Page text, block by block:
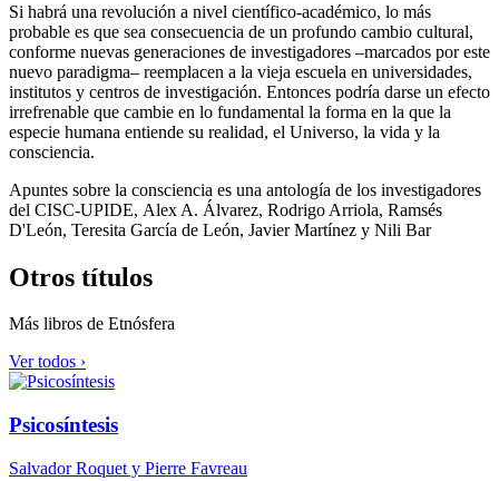
Si habrá una revolución a nivel científico-académico, lo más
probable es que sea consecuencia de un profundo cambio cultural,
conforme nuevas generaciones de investigadores –marcados por este
nuevo paradigma– reemplacen a la vieja escuela en universidades,
institutos y centros de investigación. Entonces podría darse un efecto
irrefrenable que cambie en lo fundamental la forma en la que la
especie humana entiende su realidad, el Universo, la vida y la
consciencia.
Apuntes sobre la consciencia es una antología de los investigadores
del CISC-UPIDE, Alex A. Álvarez, Rodrigo Arriola, Ramsés
D'León, Teresita García de León, Javier Martínez y Nili Bar
Otros títulos
Más libros de Etnósfera
Ver todos ›
Psicosíntesis
Salvador Roquet y Pierre Favreau